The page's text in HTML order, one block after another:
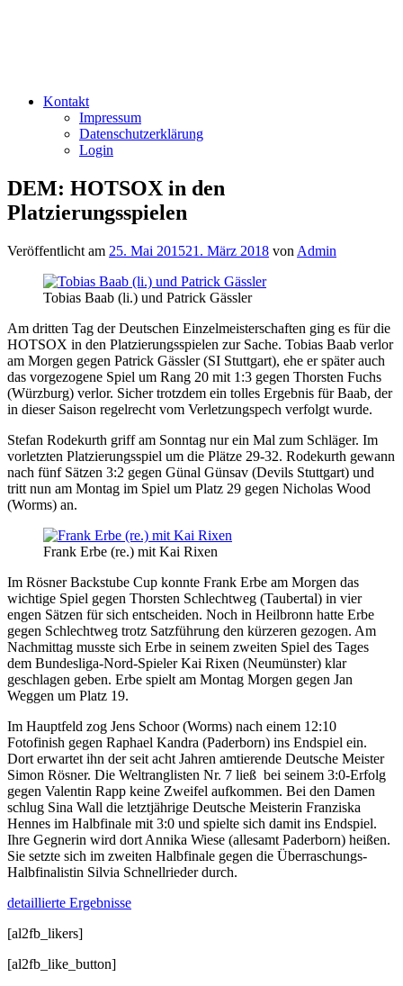
Kontakt
Impressum
Datenschutzerklärung
Login
DEM: HOTSOX in den
Platzierungsspielen
Veröffentlicht am 25. Mai 201521. März 2018 von Admin
Tobias Baab (li.) und Patrick Gässler
Am dritten Tag der Deutschen Einzelmeisterschaften ging es für die
HOTSOX in den Platzierungsspielen zur Sache. Tobias Baab verlor
am Morgen gegen Patrick Gässler (SI Stuttgart), ehe er später auch
das vorgezogene Spiel um Rang 20 mit 1:3 gegen Thorsten Fuchs
(Würzburg) verlor. Sicher trotzdem ein tolles Ergebnis für Baab, der
in dieser Saison regelrecht vom Verletzungspech verfolgt wurde.
Stefan Rodekurth griff am Sonntag nur ein Mal zum Schläger. Im
vorletzten Platzierungsspiel um die Plätze 29-32. Rodekurth gewann
nach fünf Sätzen 3:2 gegen Günal Günsav (Devils Stuttgart) und
tritt nun am Montag im Spiel um Platz 29 gegen Nicholas Wood
(Worms) an.
Frank Erbe (re.) mit Kai Rixen
Im Rösner Backstube Cup konnte Frank Erbe am Morgen das
wichtige Spiel gegen Thorsten Schlechtweg (Taubertal) in vier
engen Sätzen für sich entscheiden. Noch in Heilbronn hatte Erbe
gegen Schlechtweg trotz Satzführung den kürzeren gezogen. Am
Nachmittag musste sich Erbe in seinem zweiten Spiel des Tages
dem Bundesliga-Nord-Spieler Kai Rixen (Neumünster) klar
geschlagen geben. Erbe spielt am Montag Morgen gegen Jan
Weggen um Platz 19.
Im Hauptfeld zog Jens Schoor (Worms) nach einem 12:10
Fotofinish gegen Raphael Kandra (Paderborn) ins Endspiel ein.
Dort erwartet ihn der seit acht Jahren amtierende Deutsche Meister
Simon Rösner. Die Weltranglisten Nr. 7 ließ bei seinem 3:0-Erfolg
gegen Valentin Rapp keine Zweifel aufkommen. Bei den Damen
schlug Sina Wall die letztjährige Deutsche Meisterin Franziska
Hennes im Halbfinale mit 3:0 und spielte sich damit ins Endspiel.
Ihre Gegnerin wird dort Annika Wiese (allesamt Paderborn) heißen.
Sie setzte sich im zweiten Halbfinale gegen die Überraschungs-
Halbfinalistin Silvia Schnellrieder durch.
detaillierte Ergebnisse
[al2fb_likers]
[al2fb_like_button]